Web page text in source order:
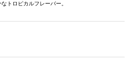
トロピカルフレーバー。